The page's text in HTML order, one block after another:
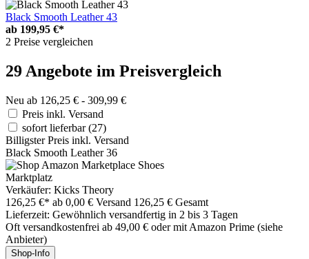
Black Smooth Leather 43
ab 199,95 €*
2 Preise vergleichen
29 Angebote im Preisvergleich
Neu ab 126,25 € - 309,99 €
Preis inkl. Versand
sofort lieferbar(27)
Billigster Preis inkl. Versand
Black Smooth Leather 36
Marktplatz
Verkäufer: Kicks Theory
126,25 €* ab 0,00 € Versand 126,25 € Gesamt
Lieferzeit: Gewöhnlich versandfertig in 2 bis 3 Tagen
Oft versandkostenfrei ab 49,00 € oder mit Amazon Prime (siehe
Anbieter)
Shop-Info